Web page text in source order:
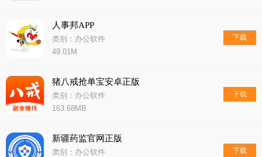
人事邦APP
类别：办公软件
49.01M
下载
猪八戒抢单宝安卓正版
类别：办公软件
163.68MB
下载
新疆药监官网正版
类别：办公软件
下载